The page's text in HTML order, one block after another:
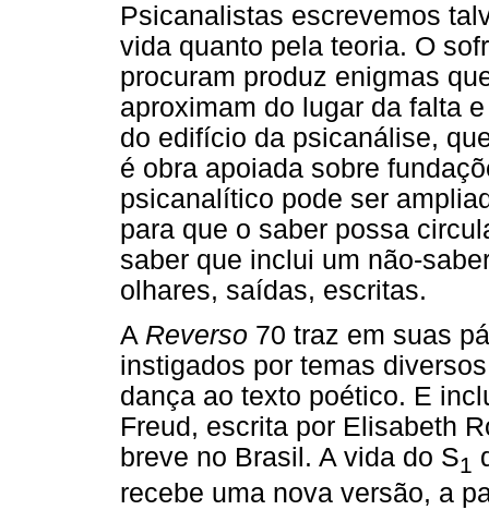
Psicanalistas escrevemos
vida quanto pela teoria. O
procuram produz enigmas
aproximam do lugar da falta
do edifício da psicanálise,
é obra apoiada sobre
psicanalítico pode ser
para que o saber possa
saber que inclui um não-
olhares, saídas, escritas.
A Reverso 70 traz em suas
instigados por temas
dança ao texto poético. E
Freud, escrita por Elisabeth
breve no Brasil. A vida do S1
recebe uma nova versão, a